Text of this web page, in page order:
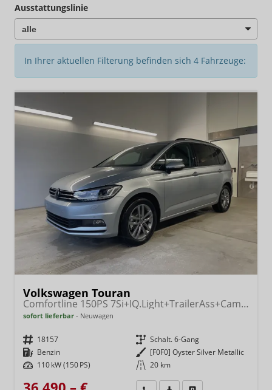
Ausstattungslinie
In Ihrer aktuellen Filterung befinden sich 4 Fahrzeuge:
Volkswagen Touran
Comfortline 150PS 7Si+IQ.Light+TrailerAss+Cam+Navi+Kamera+Alarm+Kessy+App-Connect
sofort lieferbar Neuwagen
Fahrzeugnr. 18157 Getriebe Schalt. 6-Gang
Kraftstoff Benzin Außenfarbe [F0F0] Oyster Silver Metallic
Leistung 110 kW (150 PS) Kilometerstand 20 km